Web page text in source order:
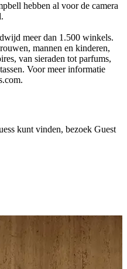
hebben al voor de camera
meer dan 1.500 winkels.
mannen en kinderen,
van sieraden tot parfums,
Voor meer informatie
kunt vinden, bezoek Guest